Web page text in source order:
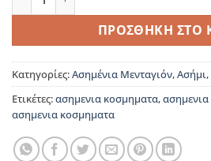
ΠΡΟΣΘΉΚΗ ΣΤΟ
Κατηγορίες:Ασημένια Μενταγιόν,Ασήμι,
Ετικέτες:ασημενια κοσμηματα,ασημενια
ασημενια κοσμηματα